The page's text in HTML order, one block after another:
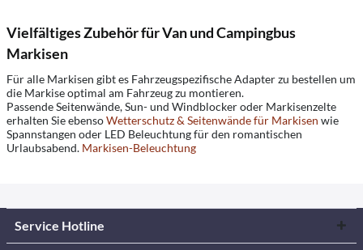
Vielfältiges Zubehör für Van und Campingbus
Markisen
Für alle Markisen gibt es Fahrzeugspezifische Adapter zu bestellen um
die Markise optimal am Fahrzeug zu montieren.
Passende Seitenwände, Sun- und Windblocker oder Markisenzelte
erhalten Sie ebensoWetterschutz & Seitenwände für Markisen wie
Spannstangen oder LED Beleuchtung für den romantischen
Urlaubsabend. Markisen-Beleuchtung
Service Hotline